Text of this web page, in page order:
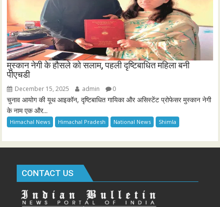
मुस्कान नेगी के हौसले को सलाम, पहली दृष्टिबाधित महिला बनी
पीएचडी
December 15, 2025 admin 0
चुनाव आयोग की यूथ आइकॉन, दृष्टिबाधित गायिका और असिस्टेंट प्रोफेसर मुस्कान नेगी
के नाम एक और...
Himachal News Himachal Pradesh National News Shimla
CONTACT US